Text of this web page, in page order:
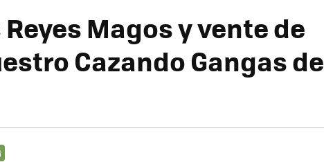
Magos y vente de
Cazando Gangas de